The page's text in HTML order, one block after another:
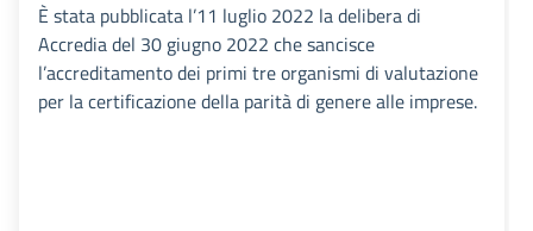
È stata pubblicata l’11 luglio 2022 la delibera di
Accredia del 30 giugno 2022 che sancisce
l’accreditamento dei primi tre organismi di valutazione
per la certificazione della parità di genere alle imprese.